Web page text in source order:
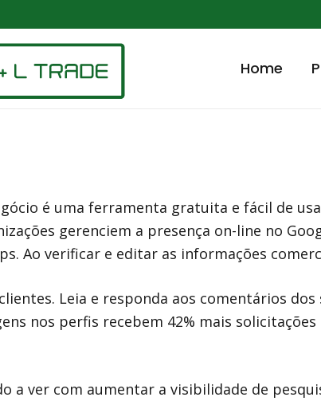
Home
é uma ferramenta gratuita e fácil de
gerenciem a presença on-line no
Ao verificar e editar as informações
Leia e responda aos comentários
nos perfis recebem 42% mais
a ver com aumentar a visibilidade de